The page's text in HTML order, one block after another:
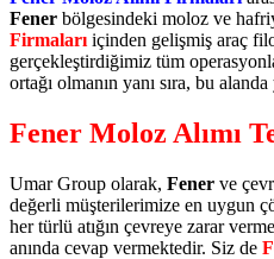
Fener bölgesindeki moloz ve
Firmaları içinden gelişmiş araç
gerçekleştirdiğimiz tüm
ortağı olmanın yanı sıra, bu
Fener Moloz Alımı
Umar Group olarak, Fener ve
değerli müşterilerimize en uygun
her türlü atığın çevreye zarar
anında cevap vermektedir. Siz de